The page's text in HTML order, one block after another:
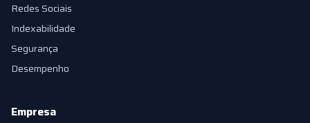
Redes Sociais
Indexabilidade
Segurança
Desempenho
Empresa